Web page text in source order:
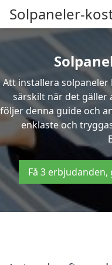
Solpaneler-
Att installera
särskilt när det gäller
följer denna guide och
enklaste och
Få 3